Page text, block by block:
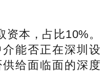
本，占比10%。
能否正在深圳设
给面临面的深度